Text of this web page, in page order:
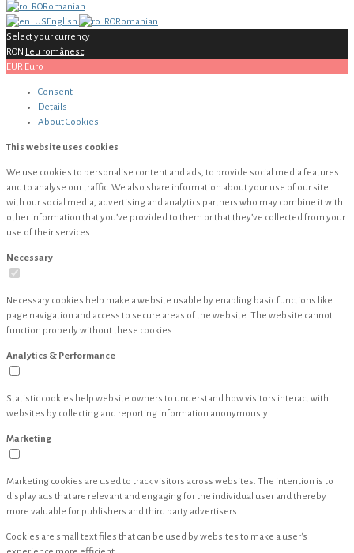
Romanian
English
Romanian
Select your currency
RON Leu românesc
EUR Euro
Consent
Details
AboutCookies
This website uses cookies
We use cookies to personalise content and ads, to provide social media features
and to analyse our traffic. We also share information about your use of our site
with our social media, advertising and analytics partners who may combine it with
other information that you’ve provided to them or that they’ve collected from your
use of their services.
Necessary
Necessary cookies help make a website usable by enabling basic functions like
page navigation and access to secure areas of the website. The website cannot
function properly without these cookies.
Analytics & Performance
Statistic cookies help website owners to understand how visitors interact with
websites by collecting and reporting information anonymously.
Marketing
Marketing cookies are used to track visitors across websites. The intention is to
display ads that are relevant and engaging for the individual user and thereby
more valuable for publishers and third party advertisers.
Cookies are small text files that can be used by websites to make a user's